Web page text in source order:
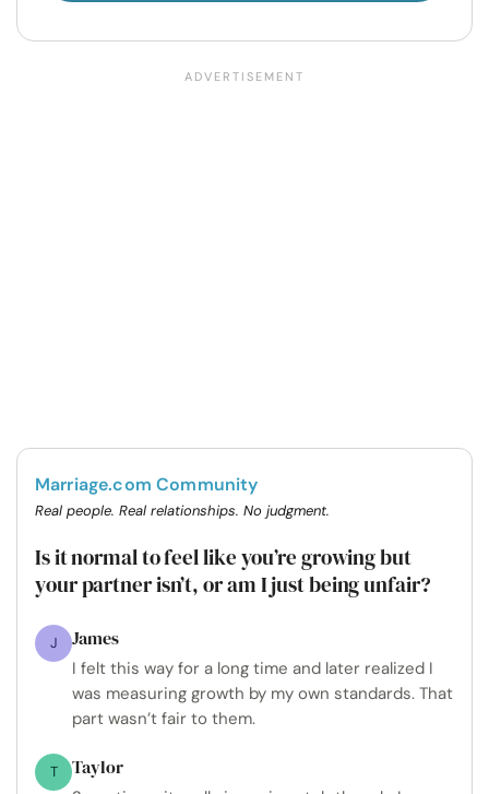
Marriage.com Community
Real people. Real relationships. No judgment.
Is it normal to feel like you’re growing but
your partner isn’t, or am I just being unfair?
J James
I felt this way for a long time and later realized I
was measuring growth by my own standards. That
part wasn’t fair to them.
T Taylor